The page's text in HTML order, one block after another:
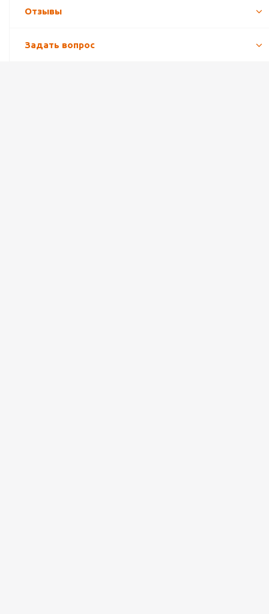
Отзывы
Задать вопрос